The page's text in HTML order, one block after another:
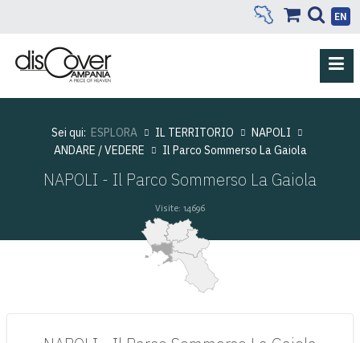
EN
Sei qui: ESPLORA IL TERRITORIO
NAPOLI
ANDARE / VEDERE
Il Parco Sommerso La Gaiola
NAPOLI - Il Parco Sommerso La Gaiola
Visite: 14696